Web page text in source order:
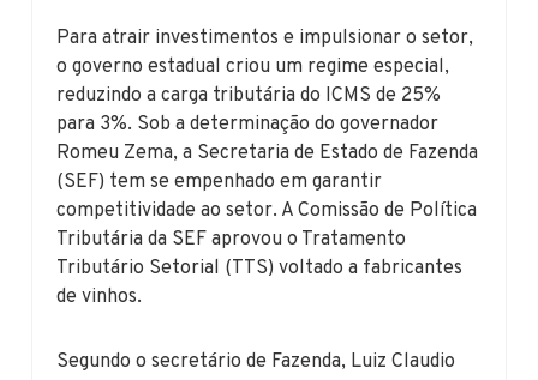
Para atrair investimentos e impulsionar o setor,
o governo estadual criou um regime especial,
reduzindo a carga tributária do ICMS de 25%
para 3%. Sob a determinação do governador
Romeu Zema, a Secretaria de Estado de Fazenda
(SEF) tem se empenhado em garantir
competitividade ao setor. A Comissão de Política
Tributária da SEF aprovou o Tratamento
Tributário Setorial (TTS) voltado a fabricantes
de vinhos.
Segundo o secretário de Fazenda, Luiz Claudio